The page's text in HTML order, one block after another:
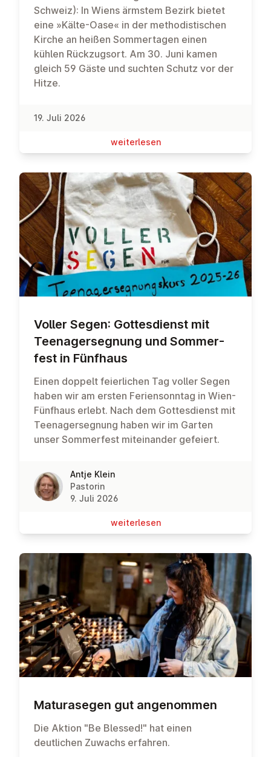
Schweiz): In Wiens ärmstem Bezirk bietet
eine »Kälte-Oase« in der methodistischen
Kirche an heißen Sommertagen einen
kühlen Rückzugsort. Am 30. Juni kamen
gleich 59 Gäste und suchten Schutz vor der
Hitze.
19. Juli 2026
wei­ter­le­sen
Voller Segen: Got­tes­dienst mit
Teen­ager­seg­nung und Som­mer­
fest in Fünfhaus
Einen doppelt feierlichen Tag voller Segen
haben wir am ersten Feriensonntag in Wien-
Fünfhaus erlebt. Nach dem Gottesdienst mit
Teenagersegnung haben wir im Garten
unser Sommerfest miteinander gefeiert.
Antje Klein
Pastorin
9. Juli 2026
wei­ter­le­sen
Ma­tu­ra­se­gen gut an­ge­nom­men
Die Aktion "Be Blessed!" hat einen
deutlichen Zuwachs erfahren.